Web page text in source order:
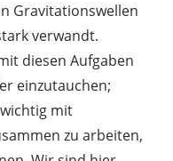
Gravitationswellen
verwandt.
diesen Aufgaben
einzutauchen;
mit
zu arbeiten,